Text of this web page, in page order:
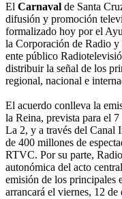
El Carnaval de Santa
difusión y promoción
formalizado hoy por el
la Corporación de Radio
ente público
distribuir la señal de los
regional, nacional e
El acuerdo conlleva la
la Reina, prevista para el
La 2, y a través del Canal
de 400 millones de
RTVC. Por su parte,
autonómica del acto
emisión de los principales
arrancará el viernes, 12 de